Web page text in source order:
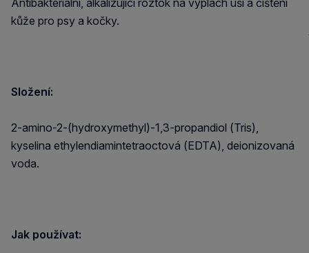
kůže pro psy a kočky.
Složení:
2-amino-2-(hydroxymethyl)-1,3-propandiol (Tris),
kyselina ethylendiamintetraoctová (EDTA), deionizovaná
voda.
Jak používat: